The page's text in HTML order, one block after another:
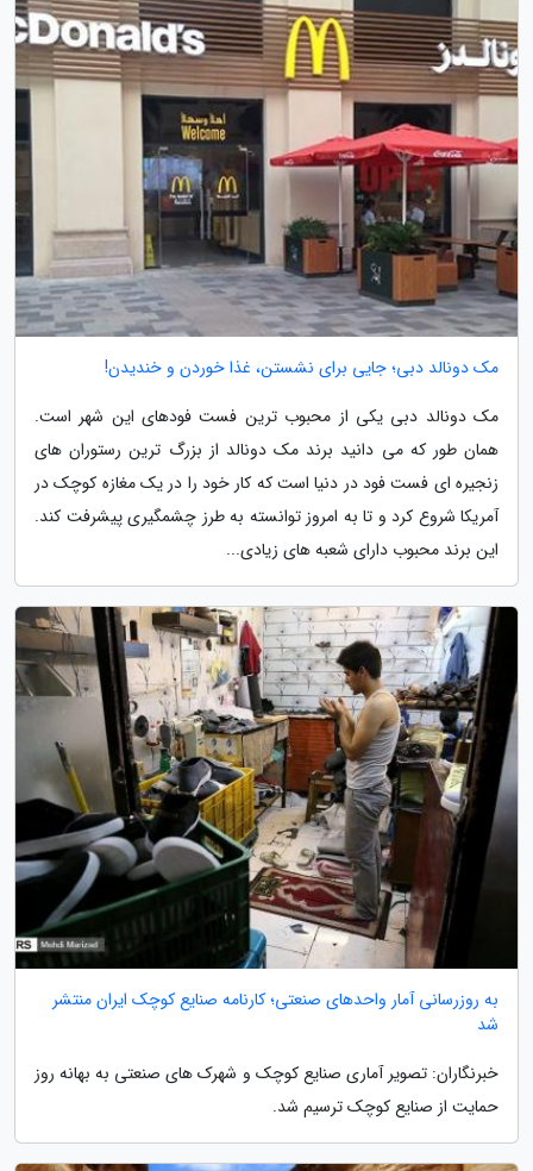
مک دونالد دبی؛ جایی برای نشستن، غذا خوردن و خندیدن!
مک دونالد دبی یکی از محبوب ترین فست فودهای این شهر است.
همان طور که می دانید برند مک دونالد از بزرگ ترین رستوران های
زنجیره ای فست فود در دنیا است که کار خود را در یک مغازه کوچک در
آمریکا شروع کرد و تا به امروز توانسته به طرز چشمگیری پیشرفت کند.
این برند محبوب دارای شعبه های زیادی...
به روزرسانی آمار واحدهای صنعتی؛ کارنامه صنایع کوچک ایران منتشر
شد
خبرنگاران: تصویر آماری صنایع کوچک و شهرک های صنعتی به بهانه روز
حمایت از صنایع کوچک ترسیم شد.